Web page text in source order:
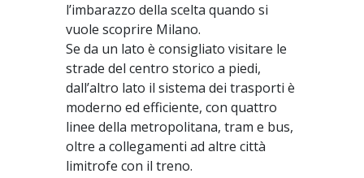
l’imbarazzo della scelta quando si
vuole scoprire Milano.
Se da un lato è consigliato visitare le
strade del centro storico a piedi,
dall’altro lato il sistema dei trasporti è
moderno ed efficiente, con quattro
linee della metropolitana, tram e bus,
oltre a collegamenti ad altre città
limitrofe con il treno.